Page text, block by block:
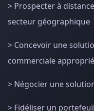
> Prospecter à
secteur géographique
> Concevoir une
commerciale
> Négocier une
> Fidéliser un